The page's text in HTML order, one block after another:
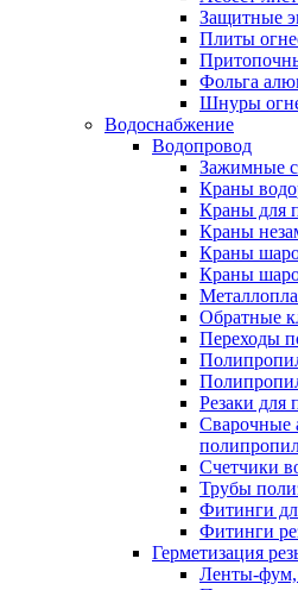
Защитные
Плиты
Фольга
Шнуры
Водоснабжение
Водопровод
Зажимные
Краны
Краны для
Краны
Краны
Краны
Обратные
Переходы
Резаки для
Сварочные
Счетчики
Трубы
Фитинги
Фитинги
Герметизация
Ленты-фум,